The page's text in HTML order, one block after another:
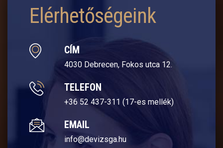
Elérhetőségeink
CÍM
4030 Debrecen, Fokos utca 12.
TELEFON
+36 52 437-311 (17-es mellék)
EMAIL
info@devizsga.hu